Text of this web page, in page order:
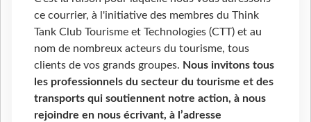
ce courrier, à l'initiative des membres du Think
Tank Club Tourisme et Technologies (CTT) et au
nom de nombreux acteurs du tourisme, tous
clients de vos grands groupes. Nous invitons tous
les professionnels du secteur du tourisme et des
transports qui soutiennent notre action, à nous
rejoindre en nous écrivant, à l’adresse